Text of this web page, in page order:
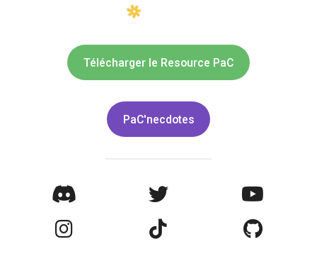
Télécharger le Resource PaC
PaC'necdotes